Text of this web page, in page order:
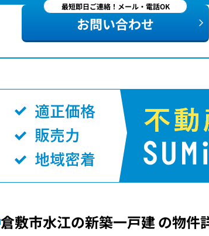
最短即日ご連絡！メール・電話OK
お問い合わせ
倉敷市水江の新築一戸建 の物件